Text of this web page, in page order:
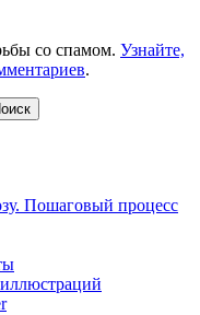
со спамом. Узнайте,
.
Пошаговый процесс